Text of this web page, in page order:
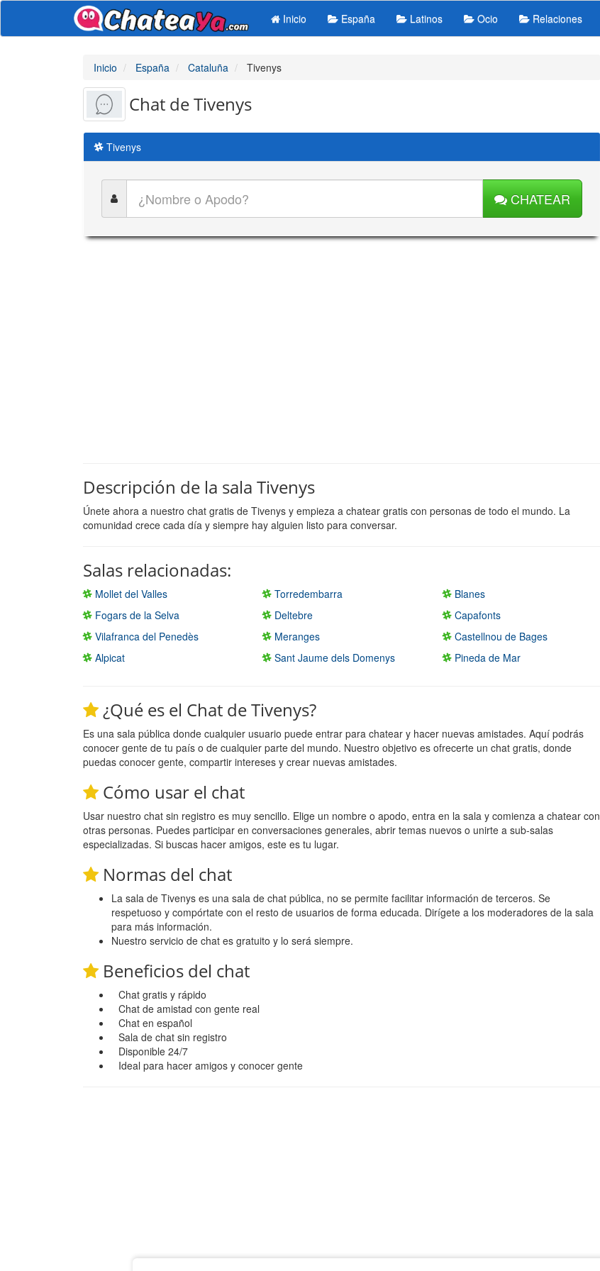
Inicio España Latinos Ocio Relaciones
Inicio España Cataluña Tivenys
Chat de Tivenys
Tivenys
CHATEAR
Descripción de la sala Tivenys
Únete ahora a nuestro chat gratis de Tivenys y empieza a chatear gratis con personas de todo el mundo. La
comunidad crece cada día y siempre hay alguien listo para conversar.
Salas relacionadas:
Mollet del Valles Torredembarra
Blanes
Fogars de la Selva
Deltebre
Capafonts
Vilafranca del Penedès
Meranges
Castellnou de Bages
Alpicat
Sant Jaume dels Domenys Pineda de Mar
¿Qué es el Chat de Tivenys?
Es una sala pública donde cualquier usuario puede entrar para chatear y hacer nuevas amistades. Aquí podrás
conocer gente de tu país o de cualquier parte del mundo. Nuestro objetivo es ofrecerte un chat gratis, donde
puedas conocer gente, compartir intereses y crear nuevas amistades.
Cómo usar el chat
Usar nuestro chat sin registro es muy sencillo. Elige un nombre o apodo, entra en la sala y comienza a chatear con
otras personas. Puedes participar en conversaciones generales, abrir temas nuevos o unirte a sub-salas
especializadas. Si buscas hacer amigos, este es tu lugar.
Normas del chat
La sala de Tivenys es una sala de chat pública, no se permite facilitar información de terceros. Se
respetuoso y compórtate con el resto de usuarios de forma educada. Dirígete a los moderadores de la sala
para más información.
Nuestro servicio de chat es gratuito y lo será siempre.
Beneficios del chat
Chat gratis y rápido
Chat de amistad con gente real
Chat en español
Sala de chat sin registro
Disponible 24/7
Ideal para hacer amigos y conocer gente